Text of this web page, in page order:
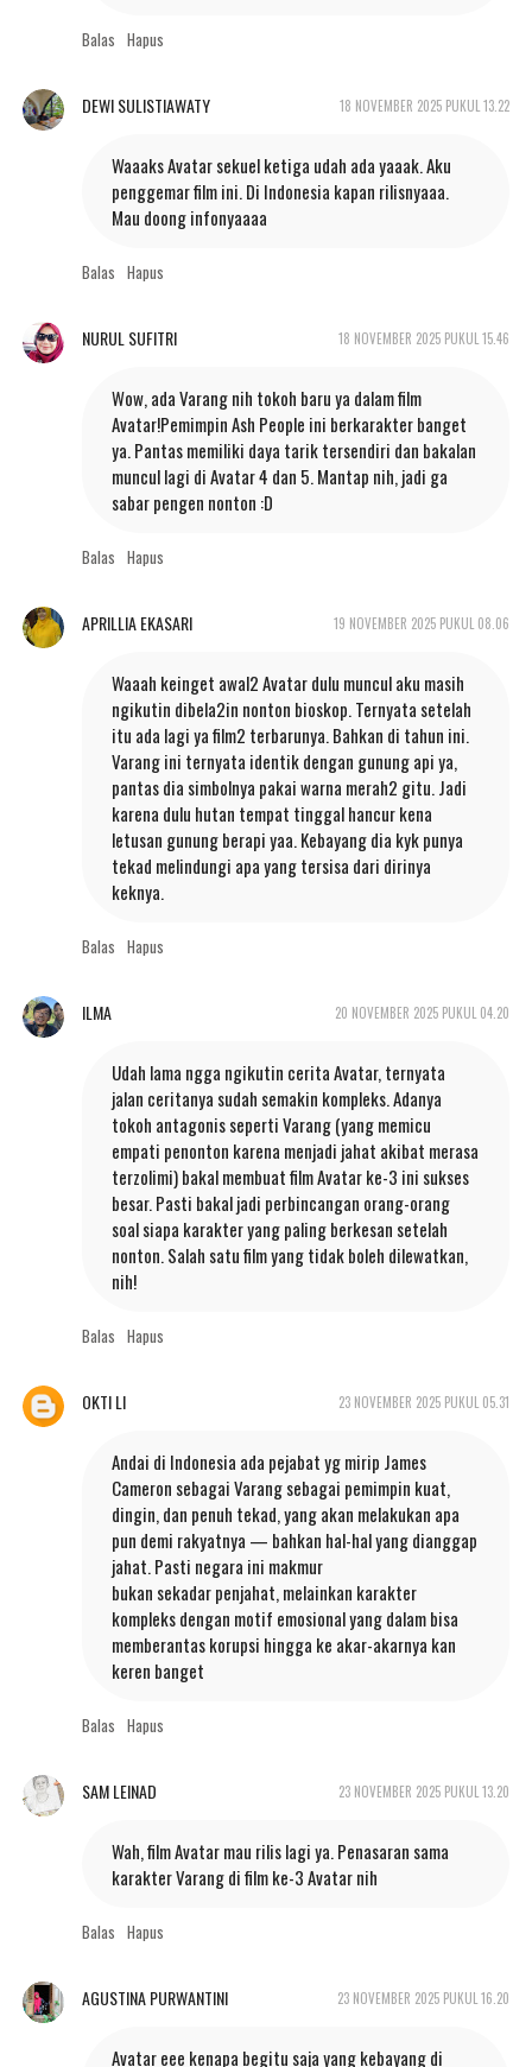
Balas Hapus
DEWI SULISTIAWATY 18 NOVEMBER 2025 PUKUL 13.22
Waaaks Avatar sekuel ketiga udah ada yaaak. Aku
penggemar film ini. Di Indonesia kapan rilisnyaaa.
Mau doong infonyaaaa
Balas Hapus
NURUL SUFITRI 18 NOVEMBER 2025 PUKUL 15.46
Wow, ada Varang nih tokoh baru ya dalam film
Avatar!Pemimpin Ash People ini berkarakter banget
ya. Pantas memiliki daya tarik tersendiri dan bakalan
muncul lagi di Avatar 4 dan 5. Mantap nih, jadi ga
sabar pengen nonton :D
Balas Hapus
APRILLIA EKASARI 19 NOVEMBER 2025 PUKUL 08.06
Waaah keinget awal2 Avatar dulu muncul aku masih
ngikutin dibela2in nonton bioskop. Ternyata setelah
itu ada lagi ya film2 terbarunya. Bahkan di tahun ini.
Varang ini ternyata identik dengan gunung api ya,
pantas dia simbolnya pakai warna merah2 gitu. Jadi
karena dulu hutan tempat tinggal hancur kena
letusan gunung berapi yaa. Kebayang dia kyk punya
tekad melindungi apa yang tersisa dari dirinya
keknya.
Balas Hapus
ILMA 20 NOVEMBER 2025 PUKUL 04.20
Udah lama ngga ngikutin cerita Avatar, ternyata
jalan ceritanya sudah semakin kompleks. Adanya
tokoh antagonis seperti Varang (yang memicu
empati penonton karena menjadi jahat akibat merasa
terzolimi) bakal membuat film Avatar ke-3 ini sukses
besar. Pasti bakal jadi perbincangan orang-orang
soal siapa karakter yang paling berkesan setelah
nonton. Salah satu film yang tidak boleh dilewatkan,
nih!
Balas Hapus
OKTI LI 23 NOVEMBER 2025 PUKUL 05.31
Andai di Indonesia ada pejabat yg mirip James
Cameron sebagai Varang sebagai pemimpin kuat,
dingin, dan penuh tekad, yang akan melakukan apa
pun demi rakyatnya — bahkan hal-hal yang dianggap
jahat. Pasti negara ini makmur
bukan sekadar penjahat, melainkan karakter
kompleks dengan motif emosional yang dalam bisa
memberantas korupsi hingga ke akar-akarnya kan
keren banget
Balas Hapus
SAM LEINAD 23 NOVEMBER 2025 PUKUL 13.20
Wah, film Avatar mau rilis lagi ya. Penasaran sama
karakter Varang di film ke-3 Avatar nih
Balas Hapus
AGUSTINA PURWANTINI 23 NOVEMBER 2025 PUKUL 16.20
Avatar eee kenapa begitu saja yang kebayang di